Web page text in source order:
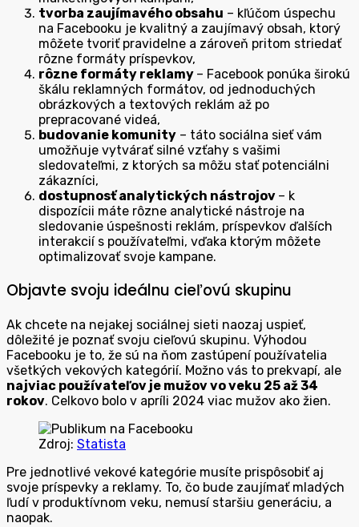
tvorba zaujímavého obsahu – kľúčom úspechu
na Facebooku je kvalitný a zaujímavý obsah, ktorý
môžete tvoriť pravidelne a zároveň pritom striedať
rôzne formáty príspevkov,
rôzne formáty reklamy – Facebook ponúka širokú
škálu reklamných formátov, od jednoduchých
obrázkových a textových reklám až po
prepracované videá,
budovanie komunity – táto sociálna sieť vám
umožňuje vytvárať silné vzťahy s vašimi
sledovateľmi, z ktorých sa môžu stať potenciálni
zákazníci,
dostupnosť analytických nástrojov – k
dispozícii máte rôzne analytické nástroje na
sledovanie úspešnosti reklám, príspevkov ďalších
interakcií s používateľmi, vďaka ktorým môžete
optimalizovať svoje kampane.
Objavte svoju ideálnu cieľovú skupinu
Ak chcete na nejakej sociálnej sieti naozaj uspieť,
dôležité je poznať svoju cieľovú skupinu. Výhodou
Facebooku je to, že sú na ňom zastúpení používatelia
všetkých vekových kategórií. Možno vás to prekvapí, ale
najviac používateľov je mužov vo veku 25 až 34
rokov. Celkovo bolo v apríli 2024 viac mužov ako žien.
Zdroj: Statista
Pre jednotlivé vekové kategórie musíte prispôsobiť aj
svoje príspevky a reklamy. To, čo bude zaujímať mladých
ľudí v produktívnom veku, nemusí staršiu generáciu, a
naopak.